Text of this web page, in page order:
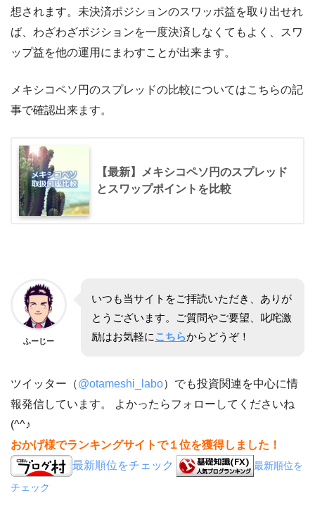
想されます。未決済ポジションのスワッポ益を取り出せれ
ば、わざわざポジションを一度決済しなくてもよく、スワ
ップ益を他の運用にまわすことが出来ます。
メキシコペソ円のスプレッドの比較についてはこちらの記
事で確認出来ます。
【最新】メキシコペソ円のスプレッド
とスワップポイントを比較
ふーじー
いつも当サイトをご拝読いただき、ありが
とうございます。ご質問やご要望、叱咤激
励はお気軽にこちらからどうぞ！
ツイッター（@otameshi_labo）でも投資関連を中心に情
報発信しています。 よかったらフォローしてくださいね
(^^♪
おかげ様でランキングサイトで１位を獲得しました！
最新順位をチェック
最新順位を
チェック